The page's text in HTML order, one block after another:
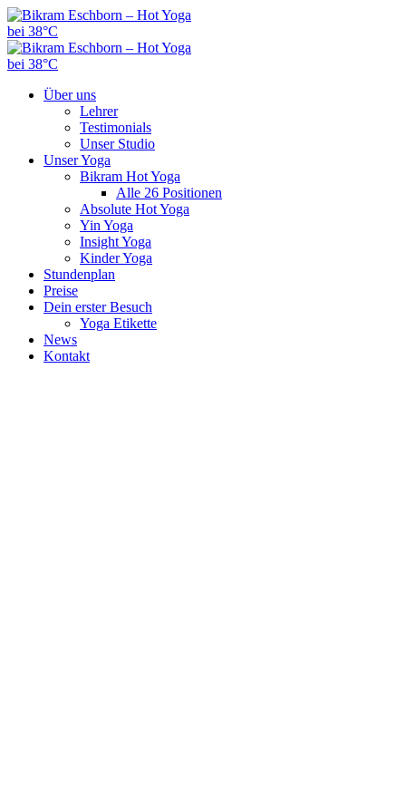
Über uns
Lehrer
Testimonials
Unser Studio
Unser Yoga
Bikram Hot Yoga
Alle 26 Positionen
Absolute Hot Yoga
Yin Yoga
Insight Yoga
Kinder Yoga
Stundenplan
Preise
Dein erster Besuch
Yoga Etikette
News
Kontakt